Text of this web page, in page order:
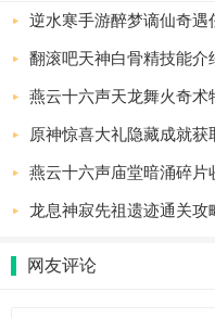
翻滚吧天神白骨精技能介
龙息神寂先祖遗迹通关攻
网友评论